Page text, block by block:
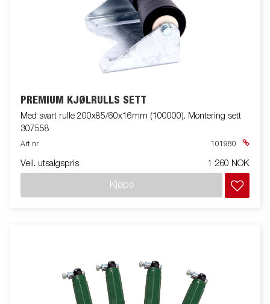
PREMIUM KJØLRULLS SETT
Med svart rulle 200x85/60x16mm (100000). Montering sett
307558
Art nr 101980
Veil. utsalgspris 1 260 NOK
Kjøpe